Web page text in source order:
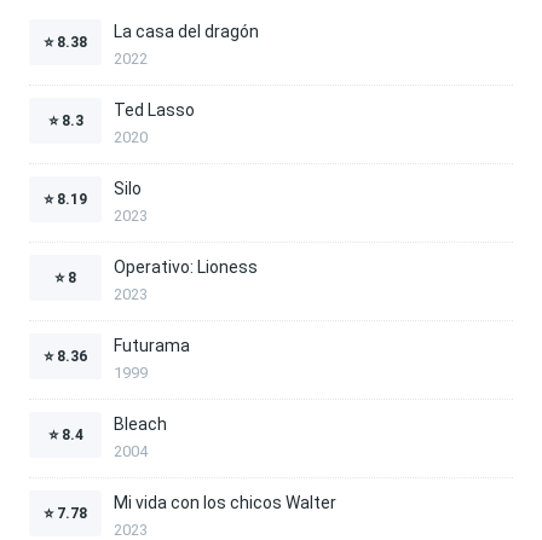
⭐ 8.38
La casa del dragón
2022
⭐ 8.3
Ted Lasso
2020
⭐ 8.19
Silo
2023
⭐ 8
Operativo: Lioness
2023
⭐ 8.36
Futurama
1999
⭐ 8.4
Bleach
2004
⭐ 7.78
Mi vida con los chicos Walter
2023